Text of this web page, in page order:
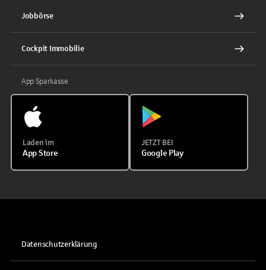
Jobbörse
Cockpit Immobilie
App Sparkasse
Laden im
App Store
JETZT BEI
Google Play
Datenschutzerklärung